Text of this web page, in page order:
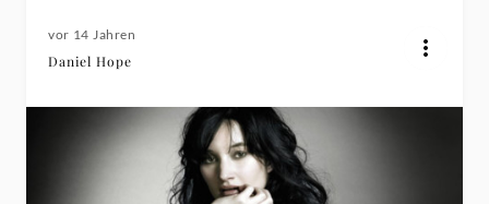
vor 14 Jahren
Daniel Hope